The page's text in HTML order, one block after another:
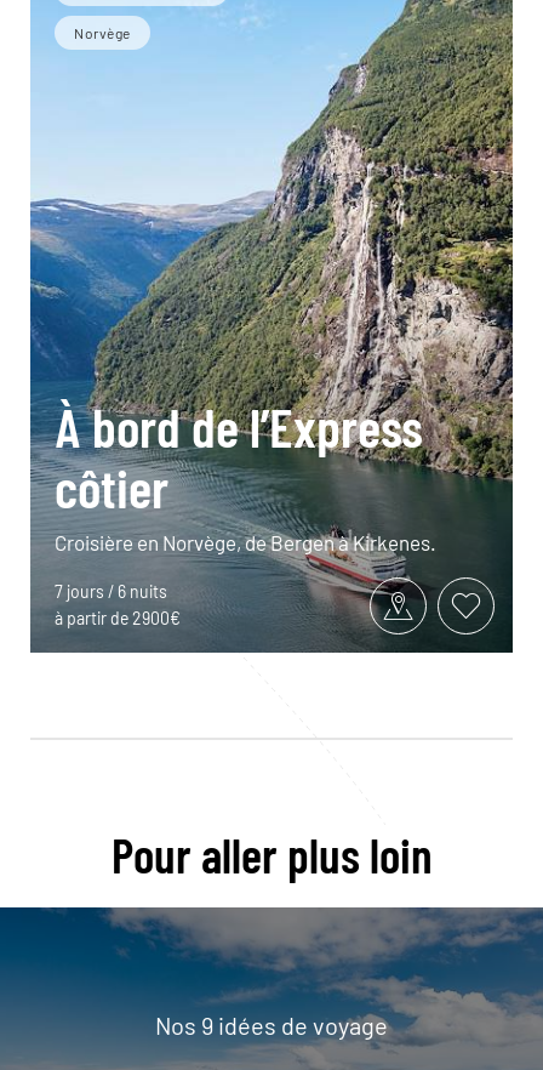
Norvège
À bord de l’Express
côtier
Croisière en Norvège, de Bergen à Kirkenes.
7 jours / 6 nuits
à partir de 2900€
Pour aller plus loin
Nos 9 idées de voyage